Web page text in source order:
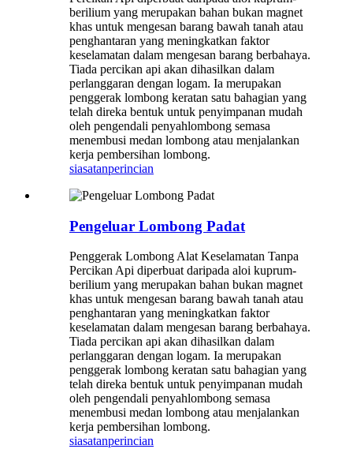
berilium yang merupakan bahan bukan magnet
khas untuk mengesan barang bawah tanah atau
penghantaran yang meningkatkan faktor
keselamatan dalam mengesan barang berbahaya.
Tiada percikan api akan dihasilkan dalam
perlanggaran dengan logam. Ia merupakan
penggerak lombong keratan satu bahagian yang
telah direka bentuk untuk penyimpanan mudah
oleh pengendali penyahlombong semasa
menembusi medan lombong atau menjalankan
kerja pembersihan lombong.
siasatanperincian
Pengeluar Lombong Padat
Penggerak Lombong Alat Keselamatan Tanpa
Percikan Api diperbuat daripada aloi kuprum-
berilium yang merupakan bahan bukan magnet
khas untuk mengesan barang bawah tanah atau
penghantaran yang meningkatkan faktor
keselamatan dalam mengesan barang berbahaya.
Tiada percikan api akan dihasilkan dalam
perlanggaran dengan logam. Ia merupakan
penggerak lombong keratan satu bahagian yang
telah direka bentuk untuk penyimpanan mudah
oleh pengendali penyahlombong semasa
menembusi medan lombong atau menjalankan
kerja pembersihan lombong.
siasatanperincian